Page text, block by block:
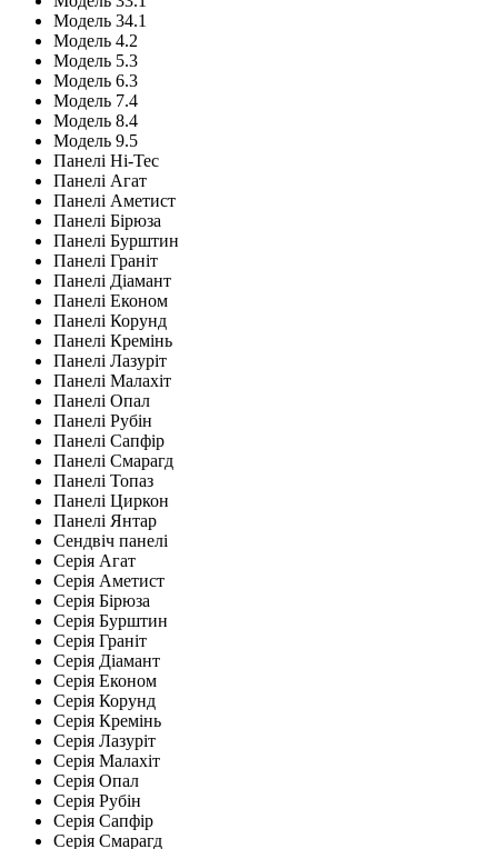
Модель 34.1
Модель 4.2
Модель 5.3
Модель 6.3
Модель 7.4
Модель 8.4
Модель 9.5
Панелі Hi-Tec
Панелі Агат
Панелі Аметист
Панелі Бірюза
Панелі Бурштин
Панелі Граніт
Панелі Діамант
Панелі Економ
Панелі Корунд
Панелі Кремінь
Панелі Лазуріт
Панелі Малахіт
Панелі Опал
Панелі Рубін
Панелі Сапфір
Панелі Смарагд
Панелі Топаз
Панелі Циркон
Панелі Янтар
Сендвіч панелі
Серія Агат
Серія Аметист
Серія Бірюза
Серія Бурштин
Серія Граніт
Серія Діамант
Серія Економ
Серія Корунд
Серія Кремінь
Серія Лазуріт
Серія Малахіт
Серія Опал
Серія Рубін
Серія Сапфір
Серія Смарагд